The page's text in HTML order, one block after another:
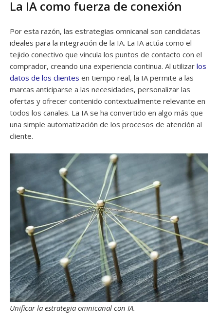
La IA como fuerza de conexión
Por esta razón, las estrategias omnicanal son candidatas
ideales para la integración de la IA. La IA actúa como el
tejido conectivo que vincula los puntos de contacto con el
comprador, creando una experiencia continua. Al utilizar los
datos de los clientes en tiempo real, la IA permite a las
marcas anticiparse a las necesidades, personalizar las
ofertas y ofrecer contenido contextualmente relevante en
todos los canales. La IA se ha convertido en algo más que
una simple automatización de los procesos de atención al
cliente.
Unificar la estrategia omnicanal con IA.